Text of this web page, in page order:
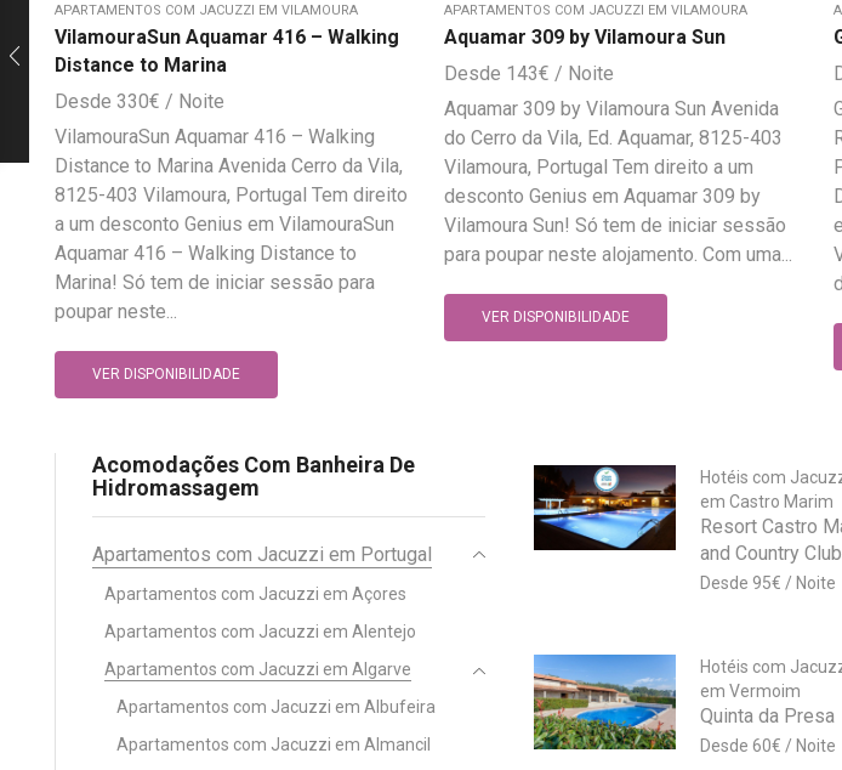
APARTAMENTOS COM JACUZZI EM VILAMOURA
VilamouraSun Aquamar 416 – Walking
Distance to Marina
330€
VilamouraSun Aquamar 416 – Walking
Distance to Marina Avenida Cerro da Vila,
8125-403 Vilamoura, Portugal Tem direito
a um desconto Genius em VilamouraSun
Aquamar 416 – Walking Distance to
Marina! Só tem de iniciar sessão para
poupar neste...
VER DISPONIBILIDADE
APARTAMENTOS COM JACUZZI EM VILAMOURA
Aquamar 309 by Vilamoura Sun
143€
Aquamar 309 by Vilamoura Sun Avenida
do Cerro da Vila, Ed. Aquamar, 8125-403
Vilamoura, Portugal Tem direito a um
desconto Genius em Aquamar 309 by
Vilamoura Sun! Só tem de iniciar sessão
para poupar neste alojamento. Com uma...
VER DISPONIBILIDADE
Acomodações Com Banheira De
Hidromassagem
Apartamentos com Jacuzzi em Portugal
Apartamentos com Jacuzzi em Açores
Apartamentos com Jacuzzi em Alentejo
Apartamentos com Jacuzzi em Algarve
Apartamentos com Jacuzzi em Albufeira
Apartamentos com Jacuzzi em Almancil
Hotéis com
em Castro Marim
Resort Castro
and Country Club
95€
Hotéis com
em Vermoim
Quinta da Presa
60€